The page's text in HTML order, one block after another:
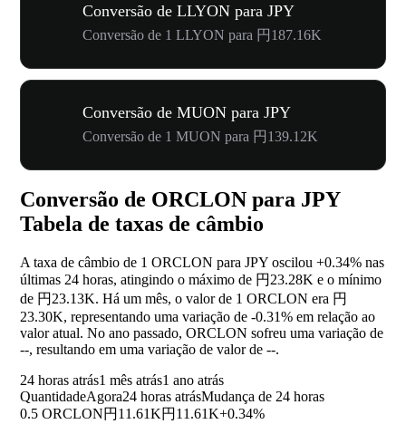
Conversão de LLYON para JPY
Conversão de 1 LLYON para 円187.16K
Conversão de MUON para JPY
Conversão de 1 MUON para 円139.12K
Conversão de ORCLON para JPY
Tabela de taxas de câmbio
A taxa de câmbio de 1 ORCLON para JPY oscilou +0.34% nas
últimas 24 horas, atingindo o máximo de 円23.28K e o mínimo
de 円23.13K. Há um mês, o valor de 1 ORCLON era 円
23.30K, representando uma variação de -0.31% em relação ao
valor atual. No ano passado, ORCLON sofreu uma variação de
--, resultando em uma variação de valor de --.
24 horas atrás1 mês atrás1 ano atrás
QuantidadeAgora24 horas atrásMudança de 24 horas
0.5 ORCLON円11.61K円11.61K+0.34%